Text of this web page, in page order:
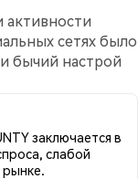
активности
сетях было
бычий настрой
заключается в
слабой
рынке.